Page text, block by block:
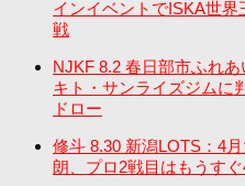
インイベントでISKA世
戦
NJKF 8.2 春日部市ふれ
キト・サンライズジムに
ドロー
修斗 8.30 新潟LOTS：4
朗、プロ2戦目はもうす